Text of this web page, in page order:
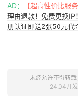
AD： 【超高性价比服
理由退款！免费更换
册认证即送2张50元代
未经允许不得转载
24.04开